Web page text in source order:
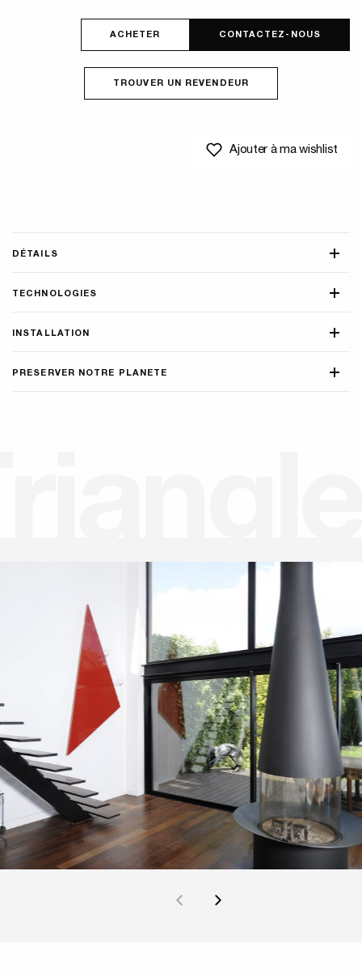
ACHETER
TROUVER UN REVENDEUR
CONTACTEZ-NOUS
Ajouter à ma wishlist
DÉTAILS
TECHNOLOGIES
INSTALLATION
PRESERVER NOTRE PLANETE